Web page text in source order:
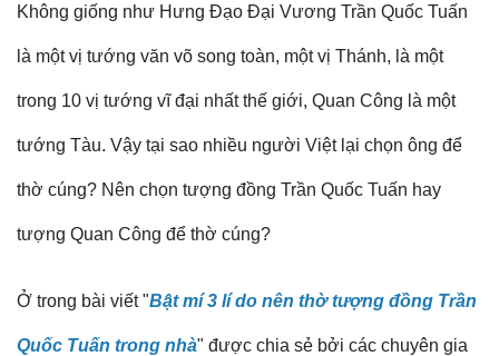
Không giống như Hưng Đạo Đại Vương Trần Quốc Tuấn
là một vị tướng văn võ song toàn, một vị Thánh, là một
trong 10 vị tướng vĩ đại nhất thế giới, Quan Công là một
tướng Tàu. Vậy tại sao nhiều người Việt lại chọn ông để
thờ cúng? Nên chọn tượng đồng Trần Quốc Tuấn hay
tượng Quan Công để thờ cúng?
Ở trong bài viết "Bật mí 3 lí do nên thờ tượng đồng Trần
Quốc Tuấn trong nhà" được chia sẻ bởi các chuyên gia